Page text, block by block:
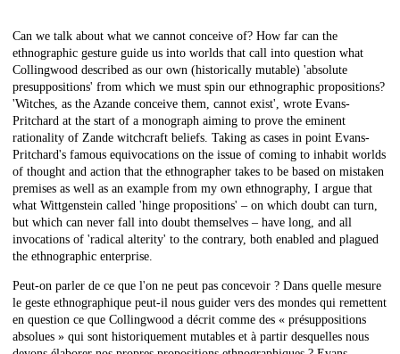
Description
Can we talk about what we cannot conceive of? How far can the
ethnographic gesture guide us into worlds that call into question what
Collingwood described as our own (historically mutable) 'absolute
presuppositions' from which we must spin our ethnographic propositions?
'Witches, as the Azande conceive them, cannot exist', wrote Evans-
Pritchard at the start of a monograph aiming to prove the eminent
rationality of Zande witchcraft beliefs. Taking as cases in point Evans-
Pritchard's famous equivocations on the issue of coming to inhabit worlds
of thought and action that the ethnographer takes to be based on mistaken
premises as well as an example from my own ethnography, I argue that
what Wittgenstein called 'hinge propositions' – on which doubt can turn,
but which can never fall into doubt themselves – have long, and all
invocations of 'radical alterity' to the contrary, both enabled and plagued
the ethnographic enterprise.
Peut-on parler de ce que l'on ne peut pas concevoir ? Dans quelle mesure
le geste ethnographique peut-il nous guider vers des mondes qui remettent
en question ce que Collingwood a décrit comme des « présuppositions
absolues » qui sont historiquement mutables et à partir desquelles nous